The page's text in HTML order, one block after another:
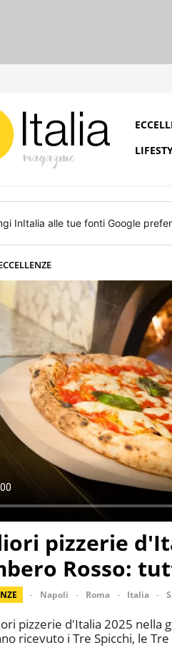
InItalia alle tue fonti Google
pizzerie
Rosso:
Napoli Roma Italia
pizzerie d'Italia 2025 nella
ricevuto i Tre Spicchi, le